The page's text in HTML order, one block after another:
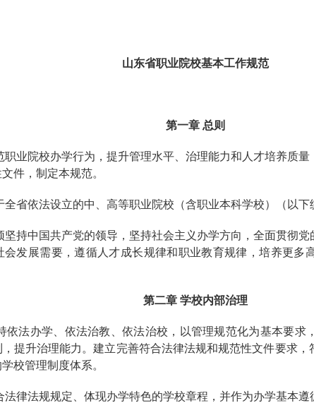
山东省职业院校基本工作规范
第一章 总则
业院校办学行为，提升管理水平、治理能力和人才培养质量
件，制定本规范。
省依法设立的中、高等职业院校（含职业本科学校）（以下
坚持中国共产党的领导，坚持社会主义办学方向，全面贯彻
会发展需要，遵循人才成长规律和职业教育规律，培养更多
第二章 学校内部治理
依法办学、依法治教、依法治校，以管理规范化为基本要求
提升治理能力。建立完善符合法律法规和规范性文件要求
校管理制度体系。
法律法规规定、体现办学特色的学校章程，并作为办学基本